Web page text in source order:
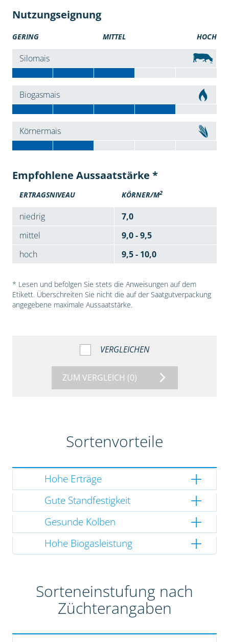
Nutzungseignung
GERING MITTEL HOCH
Silomais
Biogasmais
Körnermais
Empfohlene Aussaatstärke *
ERTRAGSNIVEAU KÖRNER/M2
niedrig
7,0
mittel
9,0 - 9,5
hoch
9,5 - 10,0
* Lesen und befolgen Sie stets die Anweisungen auf dem
Etikett. Überschreiten Sie nicht die auf der Saatgutverpackung
angegebene maximale Aussaatstärke.
VERGLEICHEN
ZUM VERGLEICH (0)
Sortenvorteile
Hohe Erträge
Gute Standfestigkeit
Gesunde Kolben
Hohe Biogasleistung
Sorteneinstufung nach
Züchterangaben